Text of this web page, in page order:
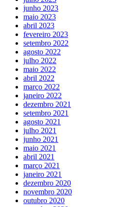
junho 2023
maio 2023
abril 2023
fevereiro 2023
setembro 2022
agosto 2022
julho 2022
maio 2022
abril 2022
março 2022
janeiro 2022
dezembro 2021
setembro 2021
agosto 2021
julho 2021
junho 2021
maio 2021
abril 2021
março 2021
janeiro 2021
dezembro 2020
novembro 2020
outubro 2020